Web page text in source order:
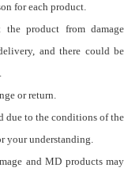
for each product.
the product from damage
and there could be
or return.
due to the conditions of the
your understanding.
and MD products may